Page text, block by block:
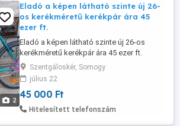
2
Eladó a képen látható szinte új 26-
os kerékméretű kerékpár ára 45
ezer ft.
Eladó a képen látható szinte új 26-os
kerékméretű kerékpár ára 45 ezer ft.
Szentgáloskér, Somogy
július 22
45 000 Ft
Hitelesített telefonszám